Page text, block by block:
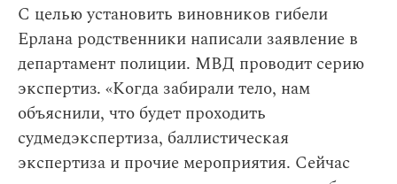
С целью установить виновников гибели
Ерлана родственники написали заявление в
департамент полиции. МВД проводит серию
экспертиз. «Когда забирали тело, нам
объяснили, что будет проходить
судмедэкспертиза, баллистическая
экспертиза и прочие мероприятия. Сейчас